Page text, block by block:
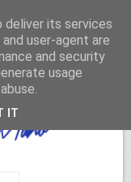
deliver its services
user-agent are
and security
usage
IT